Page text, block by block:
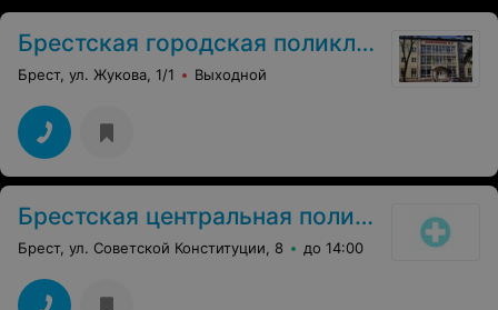
Брестская городская поликлиника №3
Брест, ул. Жукова, 1/1 Выходной
Брестская центральная поликлиника
Брест, ул. Советской Конституции, 8 до 14:00